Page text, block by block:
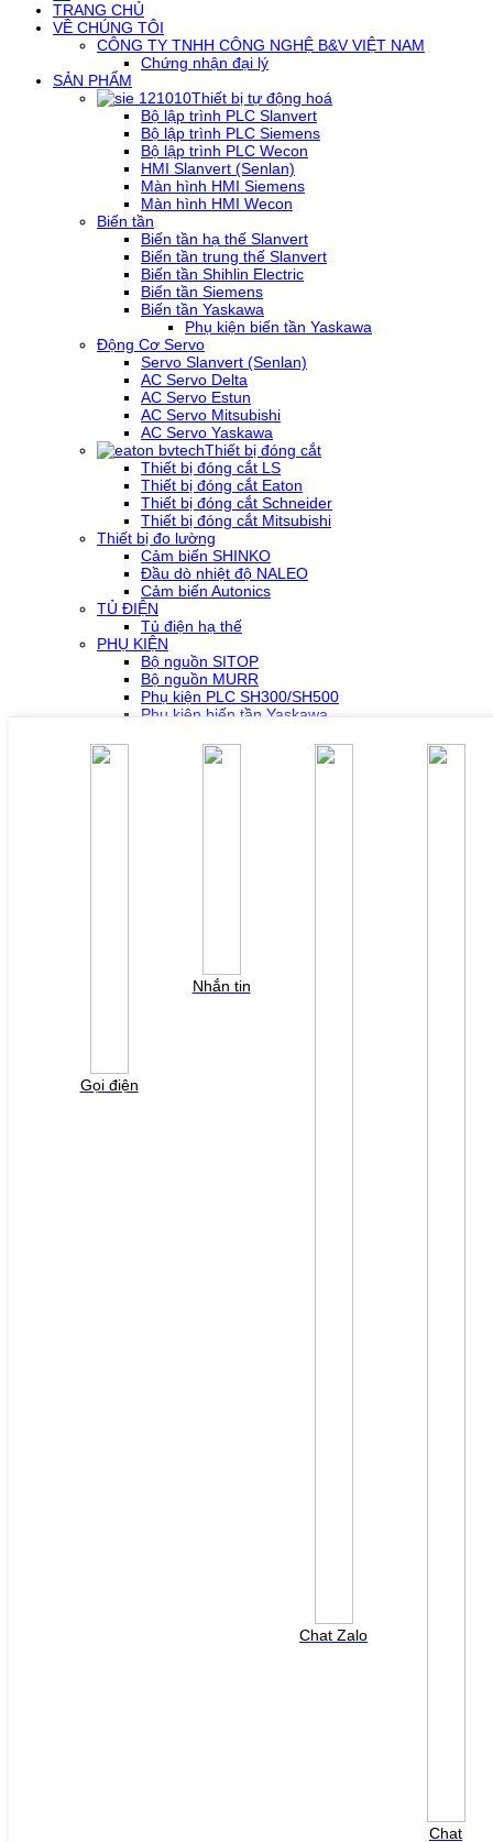
TRANG CHỦ
VỀ CHÚNG TÔI
CÔNG TY TNHH CÔNG NGHỆ B&V VIỆT NAM
Chứng nhận đại lý
SẢN PHẨM
Thiết bị tự động hoá
Bộ lập trình PLC Slanvert
Bộ lập trình PLC Siemens
Bộ lập trình PLC Wecon
HMI Slanvert (Senlan)
Màn hình HMI Siemens
Màn hình HMI Wecon
Biến tần
Biến tần hạ thế Slanvert
Biến tần trung thế Slanvert
Biến tần Shihlin Electric
Biến tần Siemens
Biến tần Yaskawa
Phụ kiện biến tần Yaskawa
Động Cơ Servo
Servo Slanvert (Senlan)
AC Servo Delta
AC Servo Estun
AC Servo Mitsubishi
AC Servo Yaskawa
Thiết bị đóng cắt
Thiết bị đóng cắt LS
Thiết bị đóng cắt Eaton
Thiết bị đóng cắt Schneider
Thiết bị đóng cắt Mitsubishi
Thiết bị đo lường
Cảm biến SHINKO
Đầu dò nhiệt độ NALEO
Cảm biến Autonics
TỦ ĐIỆN
Tủ điện hạ thế
PHỤ KIỆN
Bộ nguồn SITOP
Bộ nguồn MURR
Phụ kiện PLC SH300/SH500
Phụ kiện biến tần Yaskawa
Phụ kiện Servo Sigma 7
HỖ TRỢ KỸ THUẬT
YÊU CẦU BÁO GIÁ
Gọi điện
Nhắn tin
Chat Zalo
Chat